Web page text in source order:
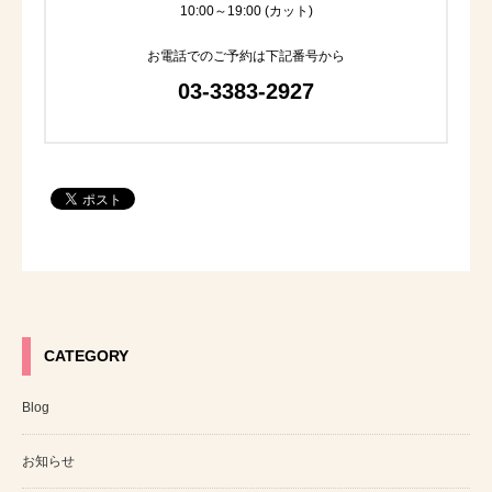
10:00～19:00 (カット)
お電話でのご予約は下記番号から
03-3383-2927
CATEGORY
Blog
お知らせ